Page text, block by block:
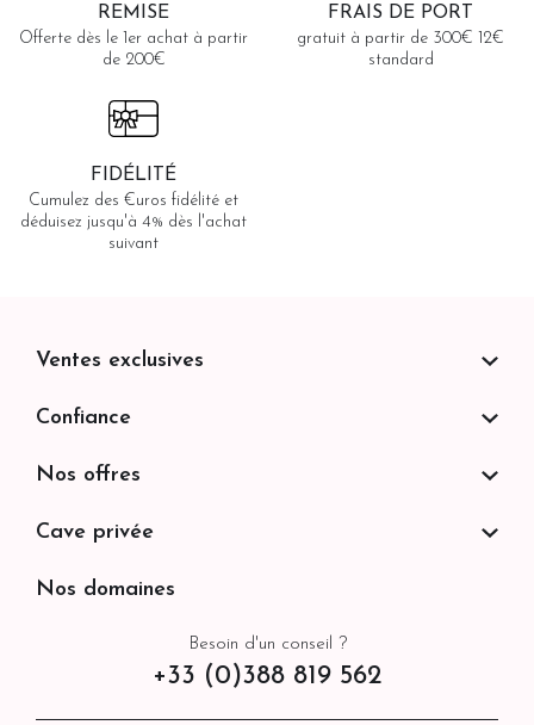
REMISE
Offerte dès le 1er achat à partir
de 200€
FRAIS DE PORT
gratuit à partir de 300€ 12€
standard
FIDÉLITÉ
Cumulez des €uros fidélité et
déduisez jusqu'à 4% dès l'achat
suivant
Besoin d'un conseil ?
+33 (0)388 819 562
Ventes exclusives
Confiance
Nos offres
Cave privée
Nos domaines